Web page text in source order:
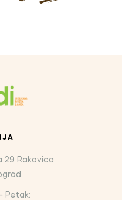
29 Rakovica
Petak: